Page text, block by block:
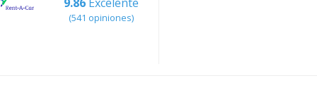
(541 opiniones)